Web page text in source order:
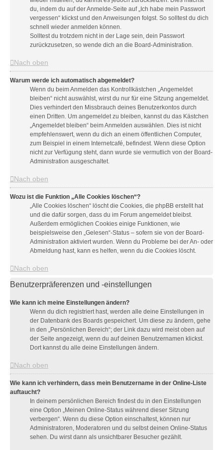
du, indem du auf der Anmelde-Seite auf „Ich habe mein Passwort
vergessen“ klickst und den Anweisungen folgst. So solltest du dich
schnell wieder anmelden können.
Solltest du trotzdem nicht in der Lage sein, dein Passwort
zurückzusetzen, so wende dich an die Board-Administration.
Nach oben
Warum werde ich automatisch abgemeldet?
Wenn du beim Anmelden das Kontrollkästchen „Angemeldet
bleiben“ nicht auswählst, wirst du nur für eine Sitzung angemeldet.
Dies verhindert den Missbrauch deines Benutzerkontos durch
einen Dritten. Um angemeldet zu bleiben, kannst du das Kästchen
„Angemeldet bleiben“ beim Anmelden auswählen. Dies ist nicht
empfehlenswert, wenn du dich an einem öffentlichen Computer,
zum Beispiel in einem Internetcafé, befindest. Wenn diese Option
nicht zur Verfügung steht, dann wurde sie vermutlich von der Board-
Administration ausgeschaltet.
Nach oben
Wozu ist die Funktion „Alle Cookies löschen“?
„Alle Cookies löschen“ löscht die Cookies, die phpBB erstellt hat
und die dafür sorgen, dass du im Forum angemeldet bleibst.
Außerdem ermöglichen Cookies einige Funktionen, wie
beispielsweise den „Gelesen“-Status – sofern sie von der Board-
Administration aktiviert wurden. Wenn du Probleme bei der An- oder
Abmeldung hast, kann es helfen, wenn du die Cookies löscht.
Nach oben
Benutzerpräferenzen und -einstellungen
Wie kann ich meine Einstellungen ändern?
Wenn du dich registriert hast, werden alle deine Einstellungen in
der Datenbank des Boards gespeichert. Um diese zu ändern, gehe
in den „Persönlichen Bereich“; der Link dazu wird meist oben auf
der Seite angezeigt, wenn du auf deinen Benutzernamen klickst.
Dort kannst du alle deine Einstellungen ändern.
Nach oben
Wie kann ich verhindern, dass mein Benutzername in der Online-Liste
auftaucht?
In deinem persönlichen Bereich findest du in den Einstellungen
eine Option „Meinen Online-Status während dieser Sitzung
verbergen“. Wenn du diese Option einschaltest, können nur
Administratoren, Moderatoren und du selbst deinen Online-Status
sehen. Du wirst dann als unsichtbarer Besucher gezählt.